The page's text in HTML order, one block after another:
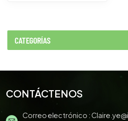
CATEGORÍAS
CONTÁCTENOS
Correo electrónico :